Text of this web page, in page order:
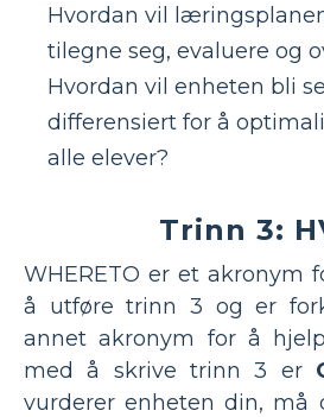
Hvordan vil
tilegne seg, evaluere og
Hvordan vil enheten bli
differensiert for å
alle elever?
Trinn 3:
WHERETO er et akronym
å utføre trinn 3 og er
annet akronym for å
med å skrive trinn 3 er
vurderer enheten din, må